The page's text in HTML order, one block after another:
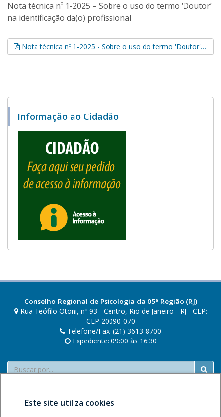
Nota técnica nº 1-2025 – Sobre o uso do termo ‘Doutor’
na identificação da(o) profissional
Nota técnica nº 1-2025 - Sobre o uso do termo 'Doutor' na identificação da(o) profissional (.pdf, 0,12 MB)
Informação ao Cidadão
Conselho Regional de Psicologia da 05ª Região (RJ)
Rua Teófilo Otoni, nº 93 - Centro, Rio de Janeiro - RJ - CEP:
CEP 20090-070
Telefone/Fax: (21) 3613-8700
Expediente: 09:00 às 16:30
Buscar
Este site utiliza cookies